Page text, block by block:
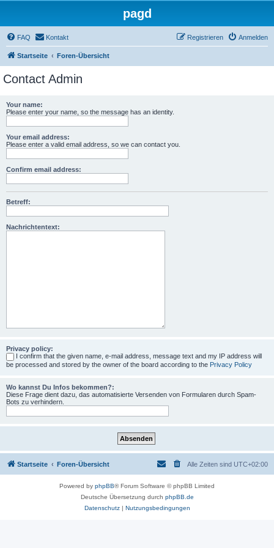
pagd
FAQ Kontakt Anmelden
Registrieren
Startseite Foren-Übersicht
Contact Admin
Your name:
Please enter your name, so the message has an identity.
Your email address:
Please enter a valid email address, so we can contact you.
Confirm email address:
Betreff:
Nachrichtentext:
Privacy policy:
I confirm that the given name, e-mail address, message text and my IP address will
be processed and stored by the owner of the board according to the Privacy Policy
Wo kannst Du Infos bekommen?:
Diese Frage dient dazu, das automatisierte Versenden von Formularen durch Spam-
Bots zu verhindern.
Startseite Foren-Übersicht Alle Zeiten sind UTC+02:00
Powered by phpBB® Forum Software © phpBB Limited
Deutsche Übersetzung durch phpBB.de
Datenschutz| Nutzungsbedingungen